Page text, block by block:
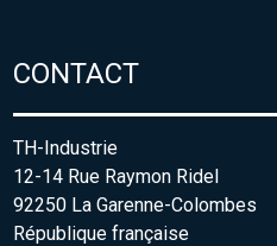
CONTACT
TH-Industrie
12-14 Rue Raymon Ridel
92250 La Garenne-Colombes
République française